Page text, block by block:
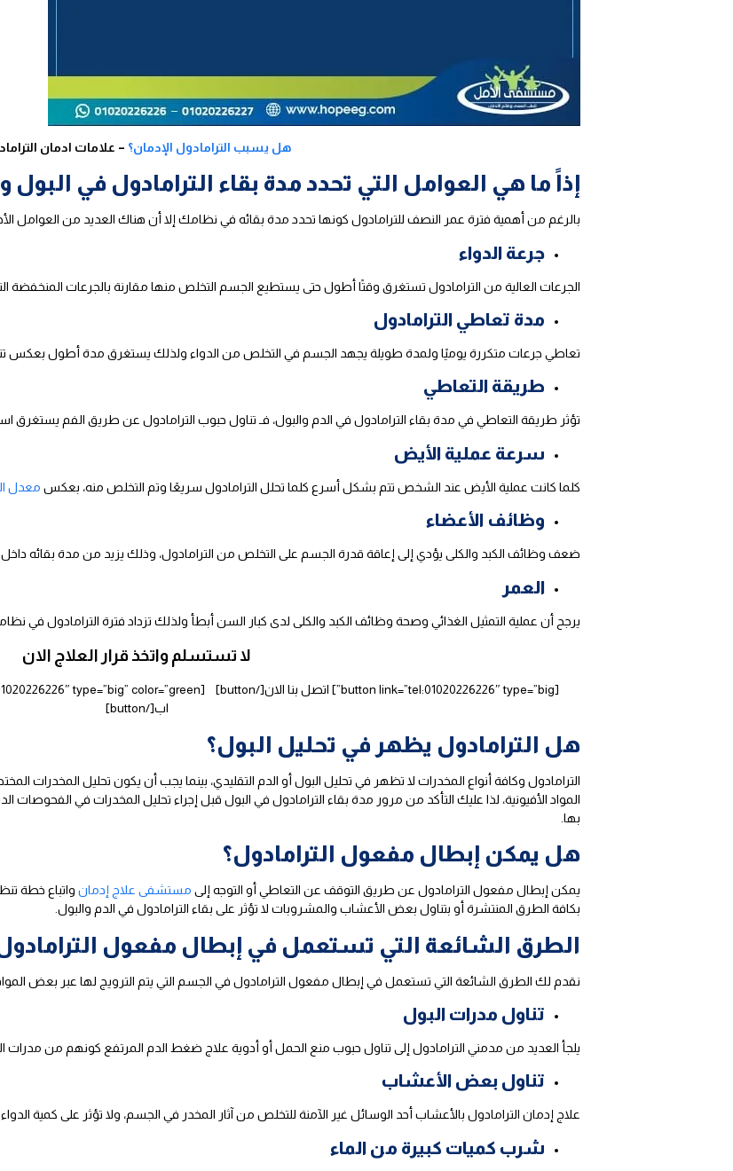
هل يسبب الترامادول الإدمان؟ – علامات ادمان
إذاً ما هي العوامل التي تحدد مدة بقاء الترامادول في البول
بالرغم من أهمية فترة عمر النصف للترامادول كونها تحدد مدة بقائه في نظامك إلا أن هناك العديد من العوامل
جرعة الدواء
الجرعات العالية من الترامادول تستغرق وقتًا أطول حتى يستطيع الجسم التخلص منها مقارنة بالجرعات
مدة تعاطي الترامادول
تعاطي جرعات متكررة يوميًا ولمدة طويلة يجهد الجسم في التخلص من الدواء ولذلك يستغرق مدة أطول بعكس
طريقة التعاطي
تؤثر طريقة التعاطي في مدة بقاء الترامادول في الدم والبول، فـ تناول حبوب الترامادول عن طريق الفم
سرعة عملية الأيض
كلما كانت عملية الأيض عند الشخص تتم بشكل أسرع كلما تحلل الترامادول سريعًا وتم التخلص منه، بعكس معدل
وظائف الأعضاء
ضعف وظائف الكبد والكلى يؤدي إلى إعاقة قدرة الجسم على التخلص من الترامادول، وذلك يزيد من مدة بقائه داخل
العمر
يرجح أن عملية التمثيل الغذائي وصحة وظائف الكبد والكلى لدى كبار السن أبطأ ولذلك تزداد فترة الترامادول في
لا تستسلم واتخذ قرار العلاج الان
اب[/button]
هل الترامادول يظهر في تحليل البول؟
الترامادول وكافة أنواع المخدرات لا تظهر في تحليل البول أو الدم التقليدي، بينما يجب أن يكون تحليل
المواد الأفيونية، لذا عليك التأكد من مرور مدة بقاء الترامادول في البول قبل إجراء تحليل المخدرات في الفحوصات
بها.
هل يمكن إبطال مفعول الترامادول؟
يمكن إبطال مفعول الترامادول عن طريق التوقف عن التعاطي أو التوجه إلى مستشفى علاج إدمان واتباع خطة
بكافة الطرق المنتشرة أو بتناول بعض الأعشاب والمشروبات لا تؤثر على بقاء الترامادول في الدم والبول.
الطرق الشائعة التي تستعمل في إبطال مفعول
نقدم لك الطرق الشائعة التي تستعمل في إبطال مفعول الترامادول في الجسم التي يتم الترويج لها عبر بعض
تناول مدرات البول
يلجأ العديد من مدمني الترامادول إلى تناول حبوب منع الحمل أو أدوية علاج ضغط الدم المرتفع كونهم من مدرات
تناول بعض الأعشاب
علاج إدمان الترامادول بالأعشاب أحد الوسائل غير الآمنة للتخلص من آثار المخدر في الجسم، ولا تؤثر على كمية
شرب كميات كبيرة من الماء